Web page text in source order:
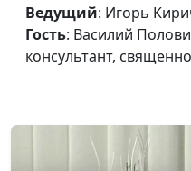
Как поставить и
достичь цели жизни
Какая работа подходит
христианину?
Ведущий: Игорь
Гость: Василий
консультант,